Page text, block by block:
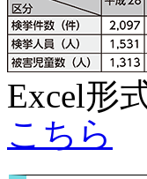
Excel形
こちら